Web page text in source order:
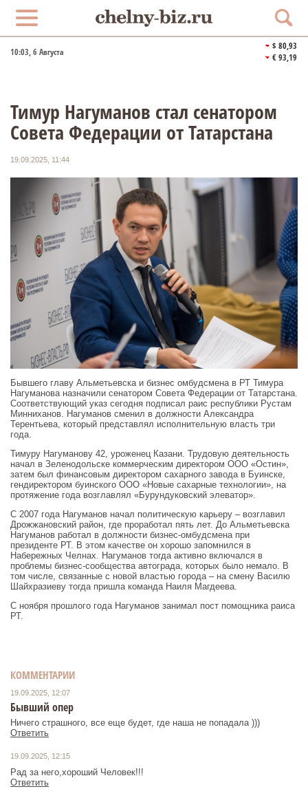
10:03, 6 Августа
$ 80,93
€ 93,19
Тимур Нагуманов стал сенатором
Совета Федерации от Татарстана
19.09.2025, 11:44
Бывшего главу Альметьевска и бизнес омбудсмена в РТ Тимура
Нагуманова назначили сенатором Совета Федерации от Татарстана.
Соответствующий указ сегодня подписал раис республики Рустам
Минниханов. Нагуманов сменил в должности Александра
Терентьева, который представлял исполнительную власть три
года.
Тимуру Нагуманову 42, уроженец Казани. Трудовую деятельность
начал в Зеленодольске коммерческим директором ООО «Остин»,
затем был финансовым директором сахарного завода в Буинске,
гендиректором буинского ООО «Новые сахарные технологии», на
протяжение года возглавлял «Бурундуковский элеватор».
С 2007 года Нагуманов начал политическую карьеру – возглавил
Дрожжановский район, где проработал пять лет. До Альметьевска
Нагуманов работал в должности бизнес-омбудсмена при
президенте РТ. В этом качестве он хорошо запомнился в
Набережных Челнах. Нагуманов тогда активно включался в
проблемы бизнес-сообщества автограда, которых было немало. В
том числе, связанные с новой властью города – на смену Василю
Шайхразиеву тогда пришла команда Наиля Магдеева.
С ноября прошлого года Нагуманов занимал пост помощника раиса
РТ.
КОММЕНТАРИИ
19.09.2025, 12:07
Бывший опер
Ничего страшного, все еще будет, где наша не попадала )))
Ответить
19.09.2025, 12:15
Рад за него,хороший Человек!!!
Ответить